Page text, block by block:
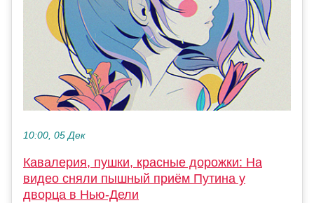
10:00, 05 Дек
Кавалерия, пушки, красные дорожки: На
видео сняли пышный приём Путина у
дворца в Нью-Дели